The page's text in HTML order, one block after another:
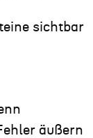
sichtbar
äußern